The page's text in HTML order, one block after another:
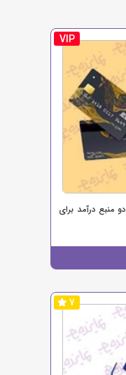
VIP
منبع درآمد برای
7